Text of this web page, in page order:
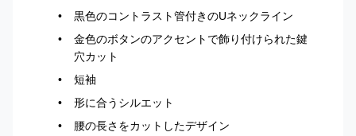
黒色のコントラスト管付きのUネックライン
金色のボタンのアクセントで飾り付けられた鍵
穴カット
短袖
形に合うシルエット
腰の長さをカットしたデザイン